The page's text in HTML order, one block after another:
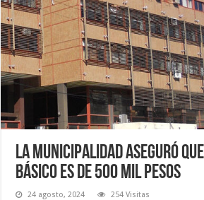
La Municipalidad aseguró
básico es de 500 mil pesos
24 agosto, 2024 254 Visitas